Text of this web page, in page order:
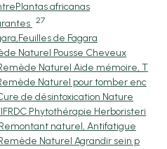
Plantas africanas
27
de Fagara
Naturel Pousse Cheveux
Naturel Aide mémoire, T
Naturel pour tomber enc
de désintoxication Nature
RDC Phytothérapie Herboristeri
Remontant naturel, Antifatigue
Naturel Agrandir sein p